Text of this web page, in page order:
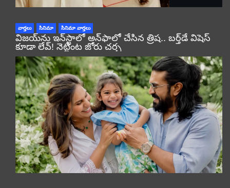
వార్తలు సినిమా సినిమా వార్తలు
విజయ్‌ను ఇన్‌స్టాలో అన్‌ఫాలో చేసిన త్రిష.. బర్త్‌డే విషెస్
కూడా లేవ్! నెట్టింట జోరు చర్చ